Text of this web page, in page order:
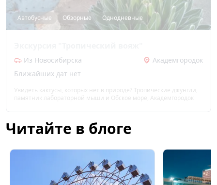
Автобусные Обзорные Однодневные
Из Новосибирска
Академгородок
Ближайших дат нет
Увидеть кактусы, которых нет в природе? Тропические джунгли,
памятник лабораторной мыши и Обское море, Академгородок
Читайте в блоге